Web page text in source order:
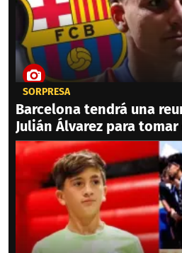
SORPRESA
Barcelona tendrá una
Julián Álvarez para